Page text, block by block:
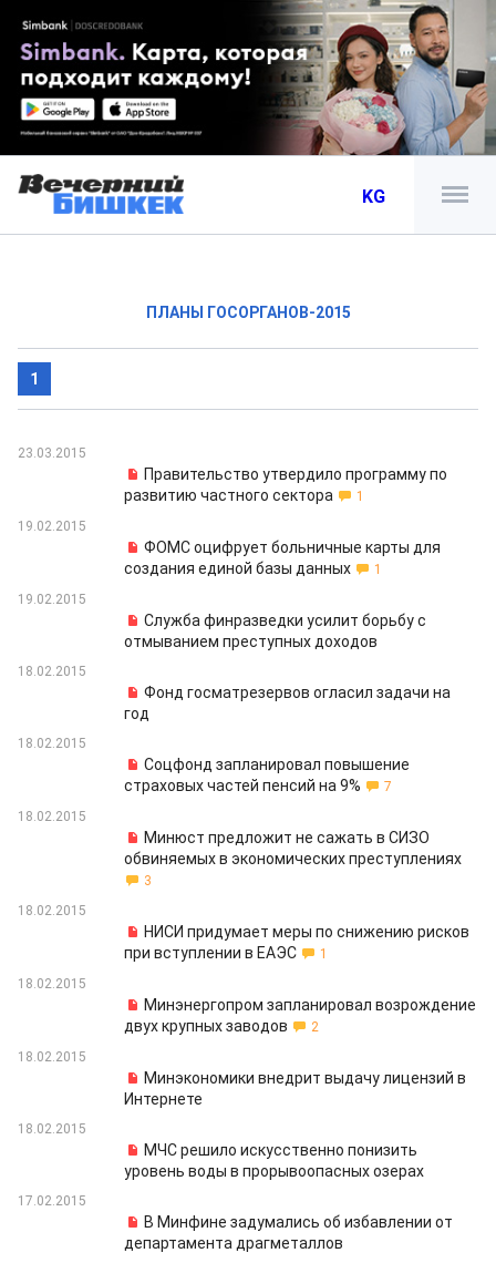
KG
ПЛАНЫ ГОСОРГАНОВ-2015
1
23.03.2015
Правительство утвердило программу по
развитию частного сектора
1
19.02.2015
ФОМС оцифрует больничные карты для
создания единой базы данных
1
19.02.2015
Служба финразведки усилит борьбу с
отмыванием преступных доходов
18.02.2015
Фонд госматрезервов огласил задачи на
год
18.02.2015
Соцфонд запланировал повышение
страховых частей пенсий на 9%
7
18.02.2015
Минюст предложит не сажать в СИЗО
обвиняемых в экономических преступлениях
3
18.02.2015
НИСИ придумает меры по снижению рисков
при вступлении в ЕАЭС
1
18.02.2015
Минэнергопром запланировал возрождение
двух крупных заводов
2
18.02.2015
Минэкономики внедрит выдачу лицензий в
Интернете
18.02.2015
МЧС решило искусственно понизить
уровень воды в прорывоопасных озерах
17.02.2015
В Минфине задумались об избавлении от
департамента драгметаллов